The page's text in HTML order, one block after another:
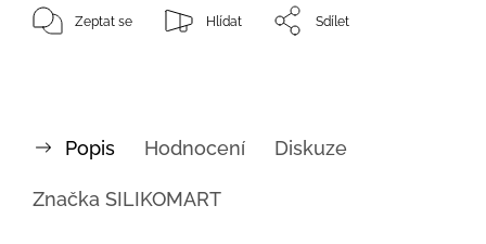
Zeptat se Hlídat Sdílet
Popis Hodnocení Diskuze
Značka SILIKOMART